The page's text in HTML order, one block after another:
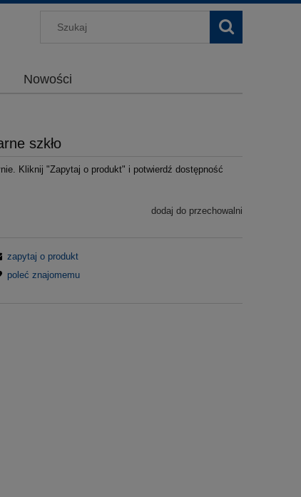
Nowości
szkło
Kliknij "Zapytaj o produkt" i potwierdź dostępność
dodaj do przechowalni
zapytaj o produkt
poleć znajomemu